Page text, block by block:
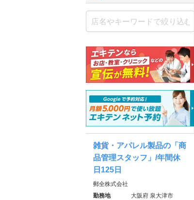
雑貨・アパレル製品の「商
品管理スタッフ」/年間休
日125日
郵全株式会社
勤務地
大阪府 泉大津市